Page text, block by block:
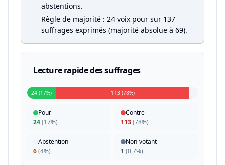
abstentions.
Règle de majorité : 24 voix pour sur 137
suffrages exprimés (majorité absolue à 69).
Lecture rapide des suffrages
24 (17%) 113 (78%)
Pour
24(17%)
Contre
113(78%)
Abstention
6(4%)
Non-votant
1 (0,7%)